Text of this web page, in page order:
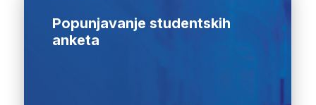
Popunjavanje studentskih
anketa